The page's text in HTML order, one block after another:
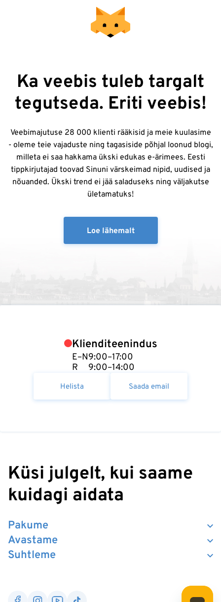
Ka veebis tuleb targalt
tegutseda. Eriti veebis!
Veebimajutuse 28 000 klienti rääkisid ja meie kuulasime
- oleme teie vajaduste ning tagasiside põhjal loonud blogi,
milleta ei saa hakkama ükski edukas e-ärimees. Eesti
tippkirjutajad toovad Sinuni värskeimad nipid, uudised ja
nõuanded. Ükski trend ei jää saladuseks ning väljakutse
ületamatuks!
Loe lähemalt
Klienditeenindus
E–N
R
9:00–17:00
9:00–14:00
Helista Saada email
Küsi julgelt, kui saame
kuidagi aidata
Suhtleme
Pakume
Avastame